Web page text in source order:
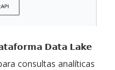
𝗗𝗮𝘁𝗮 𝗟𝗮𝗸𝗲
consultas analíticas